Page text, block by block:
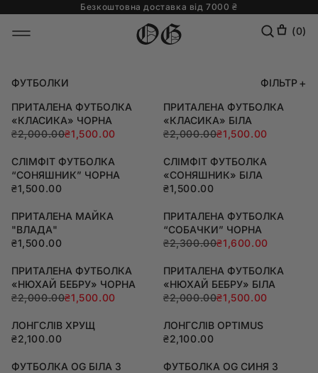
Безкоштовна доставка від 7000 ₴
(0)
ФУТБОЛКИ
ФІЛЬТР
ПРИТАЛЕНА ФУТБОЛКА
«КЛАСИКА» ЧОРНА
₴2,000.00₴1,500.00
ПРИТАЛЕНА ФУТБОЛКА
«КЛАСИКА» БІЛА
₴2,000.00₴1,500.00
СЛІМФІТ ФУТБОЛКА
“СОНЯШНИК” ЧОРНА
₴1,500.00
СЛІМФІТ ФУТБОЛКА
«СОНЯШНИК» БІЛА
₴1,500.00
ПРИТАЛЕНА МАЙКА
"ВЛАДА"
₴1,500.00
ПРИТАЛЕНА ФУТБОЛКА
“СОБАЧКИ” ЧОРНА
₴2,300.00₴1,600.00
ПРИТАЛЕНА ФУТБОЛКА
«НЮХАЙ БЕБРУ» ЧОРНА
₴2,000.00₴1,500.00
ПРИТАЛЕНА ФУТБОЛКА
«НЮХАЙ БЕБРУ» БІЛА
₴2,000.00₴1,500.00
ЛОНГСЛІВ ХРУЩ
₴2,100.00
ЛОНГСЛІВ OPTIMUS
₴2,100.00
ФУТБОЛКА OG БІЛА З
ФУТБОЛКА OG СИНЯ З